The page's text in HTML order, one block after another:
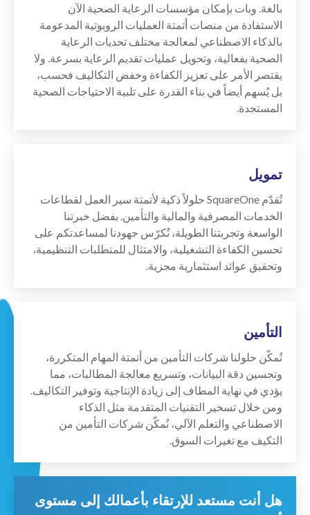
بالغة. وبات بإمكان مؤسسات الرعاية الصحية الآن
الاستفادة من منصات أتمتة العمليات الروبوتية المدعومة
بالذكاء الاصطناعي لمعالجة مختلف تحديات الرعاية
الصحية بفعالية، وتحويل عمليات تقديم الرعاية بسرعة. ولا
يقتصر الأمر على تعزيز الكفاءة وخفض التكاليف فحسب،
بل يُسهم أيضاً في بناء القدرة على تلبية الاحتياجات الصحية
المستجدة.
تمويل
تُقدّم SquareOne حلولاً ذكية لأتمتة سير العمل لقطاعات
الخدمات المصرفية والمالية والتأمين. بفضل خبرتنا
الواسعة وتجربتنا الطويلة، نُكرّس جهودنا لمساعدتكم على
تحسين الكفاءة التشغيلية، والامتثال للمتطلبات التنظيمية،
وتحقيق عوائد استثمارية مجزية.
التأمين
تُمكّن حلولنا شركات التأمين من أتمتة المهام المتكررة،
وتحسين دقة البيانات، وتسريع معالجة المطالبات، مما
يؤدي في نهاية المطاف إلى زيادة الإنتاجية وتوفير التكاليف.
ومن خلال تسخير التقنيات المتقدمة مثل الذكاء
الاصطناعي والتعلم الآلي، نُمكّن شركات التأمين من
التكيف مع تغيرات السوق.
هل أنت مستعد للإرتقاء بأعمالك إلى مستوى